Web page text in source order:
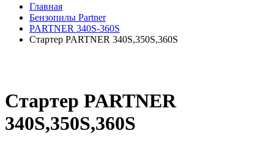
Главная
Бензопилы Partner
PARTNER 340S-360S
Стартер PARTNER 340S,350S,360S
Стартер PARTNER
340S,350S,360S